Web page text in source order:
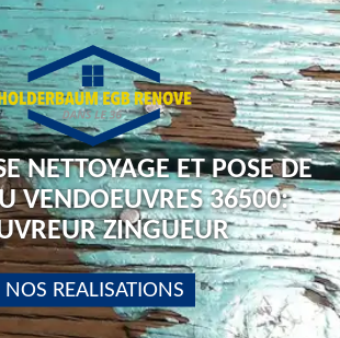
NETTOYAGE ET POSE DE
VENDOEUVRES 36500:
ZINGUEUR
NOS REALISATIONS